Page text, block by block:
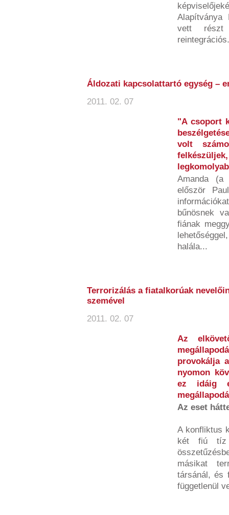
Alapítványa
vett részt
Áldozati kapcsolattartó egység –
2011. 02. 07
"A csoport
volt
Amanda (a
először
bűnösnek
fiának
halála...
Terrorizálás a fiatalkorúak
szemével
2011. 02. 07
Az
provokálja
nyomon
ez idáig
Az eset
A konfliktus
két fiú tíz
másikat
társánál, és
függetlenül